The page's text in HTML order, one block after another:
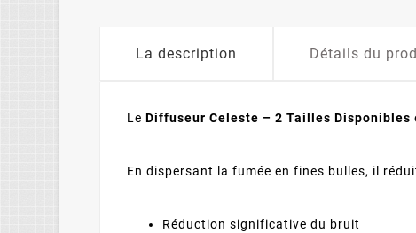
La description Détails du
LeDiffuseur Celeste – 2 Tailles Disponibles
En dispersant la fumée en fines bulles, il
Réduction significative du bruit